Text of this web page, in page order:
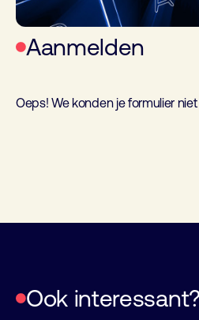
Aanmelden
Oeps! We konden je formulier
Ook interessant?
gebied van Gebouw